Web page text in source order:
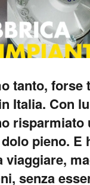
tanto, forse
Italia. Con
risparmiato
pieno. E
viaggiare,
senza